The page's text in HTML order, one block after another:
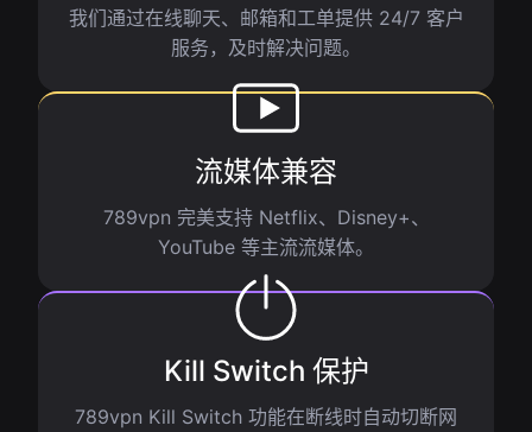
我们通过在线聊天、邮箱和工单提供 24/7 客户
服务，及时解决问题。
流媒体兼容
789vpn 完美支持 Netflix、Disney+、
YouTube 等主流流媒体。
Kill Switch 保护
789vpn Kill Switch 功能在断线时自动切断网